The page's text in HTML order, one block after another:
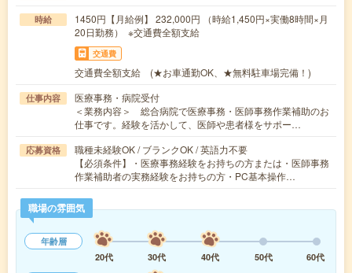
時給
1450円【月給例】 232,000円 （時給1,450円×実働8時間×月
20日勤務） ※交通費全額支給
交通費
交通費全額支給 (★お車通勤OK、★無料駐車場完備！)
仕事内容
医療事務・病院受付
＜業務内容＞ 総合病院で医療事務・医師事務作業補助のお
仕事です。経験を活かして、医師や患者様をサポー…
応募資格
職種未経験OK / ブランクOK / 英語力不要
【必須条件】・医療事務経験をお持ちの方または・医師事務
作業補助者の実務経験をお持ちの方・PC基本操作…
職場の雰囲気
年齢層
20代
30代 40代 50代
60代